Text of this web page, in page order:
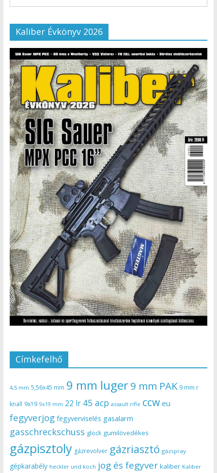
Kaliber Évkönyv 2026
Címkefelhő
4,5 mm 5,56x45 mm 9 mm luger9 mm PAK 9 mm r
knall 9x19 9x19 mm 22 lr 45 acp assault rifle ccw eu
fegyverjog fegyverviselés gasalarm
gasschreckschuss glock gumilövedékes
gázpisztoly gázrevolver gázriasztó gázspray
gépkarabély heckler und koch jog és fegyver kaliber Kaliber